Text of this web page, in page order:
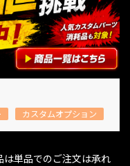
カスタムオプション
は単品でのご注文は承れ